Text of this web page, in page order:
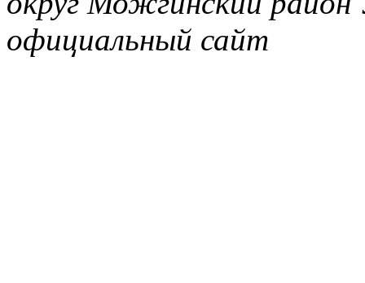
официальный сайт